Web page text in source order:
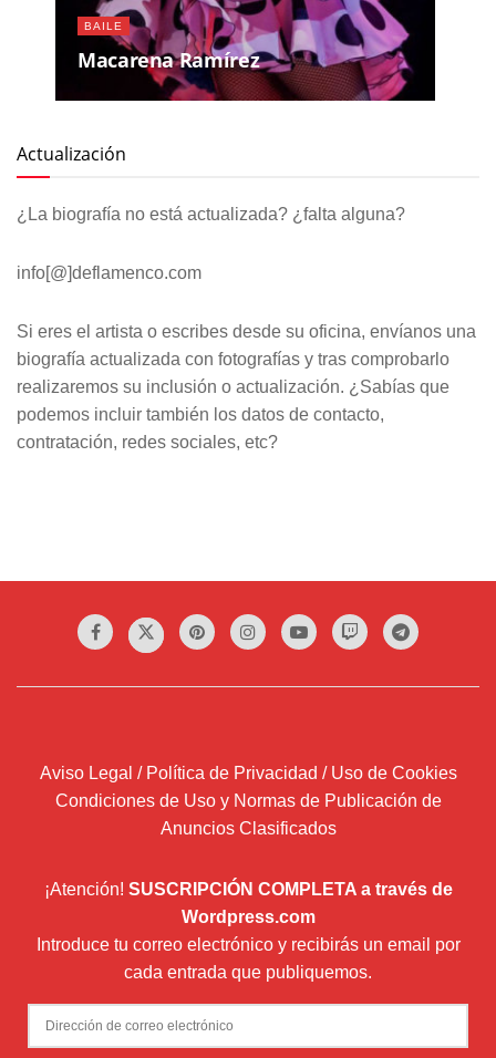
BAILE
Macarena Ramírez
Actualización
¿La biografía no está actualizada? ¿falta alguna?
info[@]deflamenco.com
Si eres el artista o escribes desde su oficina, envíanos una
biografía actualizada con fotografías y tras comprobarlo
realizaremos su inclusión o actualización. ¿Sabías que
podemos incluir también los datos de contacto,
contratación, redes sociales, etc?
Aviso Legal / Política de Privacidad / Uso de Cookies
Condiciones de Uso y Normas de Publicación de
Anuncios Clasificados
¡Atención! SUSCRIPCIÓN COMPLETA a través de
Wordpress.com
Introduce tu correo electrónico y recibirás un email por
cada entrada que publiquemos.
Dirección
de